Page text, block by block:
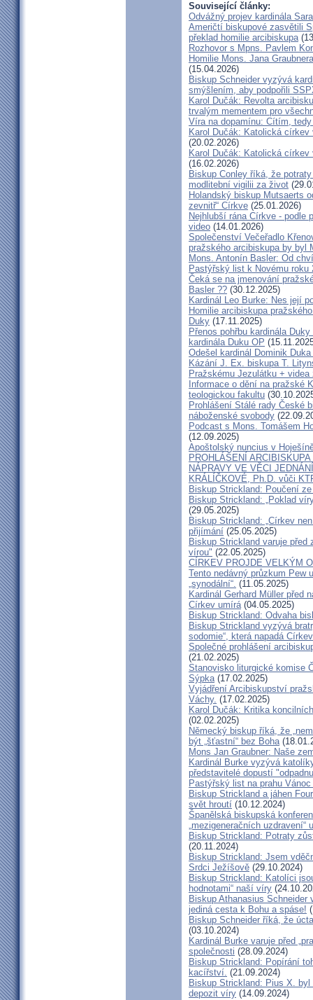
Související články:
Odvážný projev kardinála
Američtí biskupové zasvětili
překlad homilie arcibiskupa
Rozhovor s Mpns. Pavlem
Homilie Mons. Jana
(15.04.2026)
Biskup Schneider vyzývá
smýšlením, aby podpořili
Karol Dučák: Revolta
trvalým mementem pro
Víra na dopamínu: Cítím,
Karol Dučák: Katolická
(20.02.2026)
Karol Dučák: Katolická
(16.02.2026)
Biskup Conley říká, že
modlitební vigilii za život
Holandský biskup Mutsaerts
zevnitř“ Církve (25.01.2026)
Nejhlubší rána Církve - podle
video (14.01.2026)
Společenství Večeřadlo
pražského arcibiskupa by byl
Mons. Antonín Basler: Od
Pastýřský list k Novému roku
Čeká se na jmenování
Basler ?? (30.12.2025)
Kardinál Leo Burke: Nes její
Homilie arcibiskupa
Duky (17.11.2025)
Přenos pohřbu kardinála
kardinála Duku OP
Odešel kardinál Dominik
Kázání J. Ex. biskupa T.
Pražskému Jezulátku + videa
Informace o dění na pražské
teologickou fakultu
Prohlášení Stálé rady České
náboženské svobody
Podcast s Mons. Tomášem
(12.09.2025)
Apoštolský nuncius v
PROHLÁŠENÍ
NÁPRAVY VE VĚCI
KRÁLÍČKOVÉ, Ph.D. vůči
Biskup Strickland: Poučení
Biskup Strickland: „Poklad
(29.05.2025)
Biskup Strickland: „Církev
přijímání (25.05.2025)
Biskup Strickland varuje
vírou" (22.05.2025)
CÍRKEV PROJDE VELKÝM
Tento nedávný průzkum Pew
„synodální“. (11.05.2025)
Kardinál Gerhard Müller před
Církev umírá(04.05.2025)
Biskup Strickland: Odvaha
Biskup Strickland vyzývá
sodomie“, která napadá Církev
Společné prohlášení
(21.02.2025)
Stanovisko liturgické komise
Sýpka(17.02.2025)
Vyjádření Arcibiskupství
Váchy. (17.02.2025)
Karol Dučák: Kritika
(02.02.2025)
Německý biskup říká, že
být „šťastní“ bez Boha
Mons Jan Graubner: Naše
Kardinál Burke vyzývá
představitelé dopustí
Pastýřský list na prahu
Biskup Strickland a jáhen
svět hroutí (10.12.2024)
Španělská biskupská
„mezigeneračních
Biskup Strickland: Potraty
(20.11.2024)
Biskup Strickland: Jsem
Srdci Ježíšově (29.10.2024)
Biskup Strickland: Katolíci
hodnotami“ naší víry
Biskup Athanasius
jediná cesta k Bohu a spáse!
Biskup Schneider říká, že
(03.10.2024)
Kardinál Burke varuje před
společnosti (28.09.2024)
Biskup Strickland: Popírání
kacířství. (21.09.2024)
Biskup Strickland: Pius X.
depozit víry (14.09.2024)